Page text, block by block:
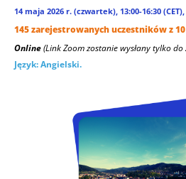
14 maja 2026 r. (czwartek), 13:00-16:30
145 zarejestrowanych uczestników z
Online(Link Zoom zostanie wysłany tylko
Język: Angielski.